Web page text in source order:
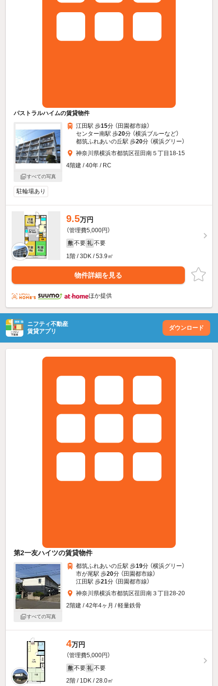
パストラルハイムの賃貸物件
すべての写真
江田駅 歩15分 （田園都市線）
センター南駅 歩20分 （横浜ブルーなど）
都筑ふれあいの丘駅 歩20分 （横浜グリー）
神奈川県横浜市都筑区荏田南５丁目18-15
4階建 / 40年 / RC
駐輪場あり
9.5万円
（管理費5,000円）
敷 不要 礼 不要
1階 / 3DK / 53.9㎡
物件詳細を見る
ほか提供
ニフティ不動産
賃貸アプリ
ダウンロード
第2一友ハイツの賃貸物件
すべての写真
都筑ふれあいの丘駅 歩19分 （横浜グリー）
市が尾駅 歩20分 （田園都市線）
江田駅 歩21分 （田園都市線）
神奈川県横浜市都筑区荏田南３丁目28-20
2階建 / 42年4ヶ月 / 軽量鉄骨
4万円
（管理費5,000円）
敷 不要 礼 不要
2階 / 1DK / 28.0㎡